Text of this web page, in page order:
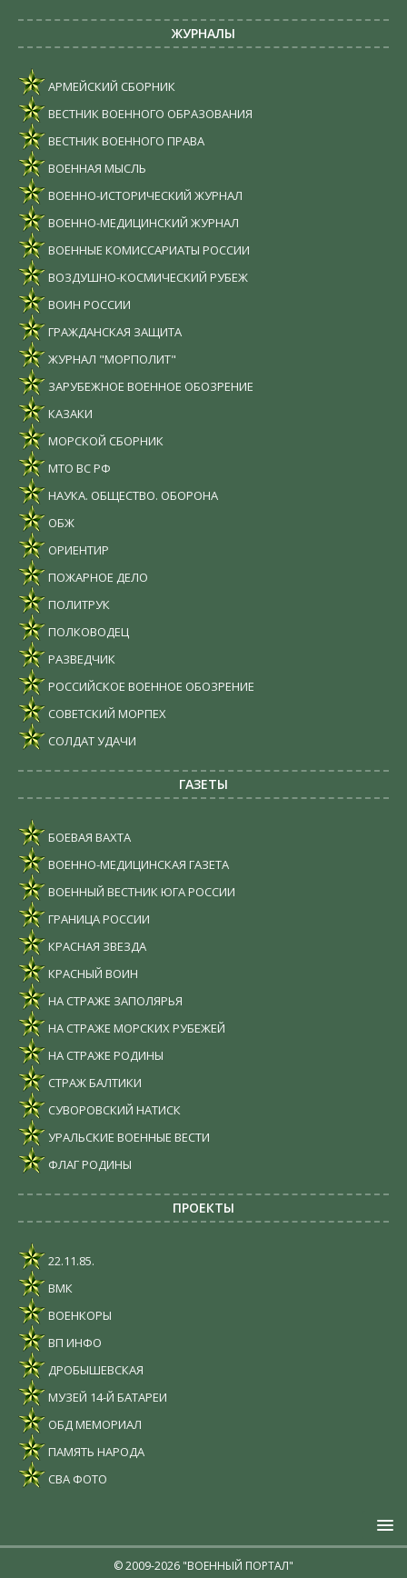
ЖУРНАЛЫ
АРМЕЙСКИЙ СБОРНИК
ВЕСТНИК ВОЕННОГО ОБРАЗОВАНИЯ
ВЕСТНИК ВОЕННОГО ПРАВА
ВОЕННАЯ МЫСЛЬ
ВОЕННО-ИСТОРИЧЕСКИЙ ЖУРНАЛ
ВОЕННО-МЕДИЦИНСКИЙ ЖУРНАЛ
ВОЕННЫЕ КОМИССАРИАТЫ РОССИИ
ВОЗДУШНО-КОСМИЧЕСКИЙ РУБЕЖ
ВОИН РОССИИ
ГРАЖДАНСКАЯ ЗАЩИТА
ЖУРНАЛ "МОРПОЛИТ"
ЗАРУБЕЖНОЕ ВОЕННОЕ ОБОЗРЕНИЕ
КАЗАКИ
МОРСКОЙ СБОРНИК
МТО ВС РФ
НАУКА. ОБЩЕСТВО. ОБОРОНА
ОБЖ
ОРИЕНТИР
ПОЖАРНОЕ ДЕЛО
ПОЛИТРУК
ПОЛКОВОДЕЦ
РАЗВЕДЧИК
РОССИЙСКОЕ ВОЕННОЕ ОБОЗРЕНИЕ
СОВЕТСКИЙ МОРПЕХ
СОЛДАТ УДАЧИ
ГАЗЕТЫ
БОЕВАЯ ВАХТА
ВОЕННО-МЕДИЦИНСКАЯ ГАЗЕТА
ВОЕННЫЙ ВЕСТНИК ЮГА РОССИИ
ГРАНИЦА РОССИИ
КРАСНАЯ ЗВЕЗДА
КРАСНЫЙ ВОИН
НА СТРАЖЕ ЗАПОЛЯРЬЯ
НА СТРАЖЕ МОРСКИХ РУБЕЖЕЙ
НА СТРАЖЕ РОДИНЫ
СТРАЖ БАЛТИКИ
СУВОРОВСКИЙ НАТИСК
УРАЛЬСКИЕ ВОЕННЫЕ ВЕСТИ
ФЛАГ РОДИНЫ
ПРОЕКТЫ
22.11.85.
ВМК
ВОЕНКОРЫ
ВП ИНФО
ДРОБЫШЕВСКАЯ
МУЗЕЙ 14-Й БАТАРЕИ
ОБД МЕМОРИАЛ
ПАМЯТЬ НАРОДА
СВА ФОТО
© 2009-2026 "ВОЕННЫЙ ПОРТАЛ"